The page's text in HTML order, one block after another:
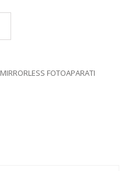
MIRRORLESS FOTOAPARATI